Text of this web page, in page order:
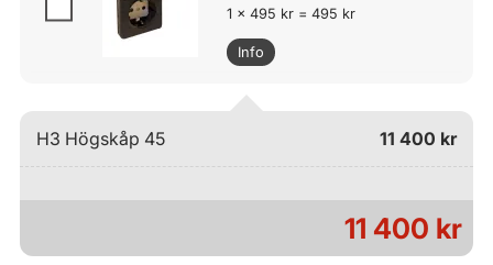
1 x 495 kr = 495 kr
Info
H3 Högskåp 45 11 400 kr
11 400 kr